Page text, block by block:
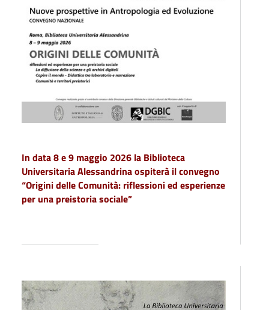
In data 8 e 9 maggio 2026 la Biblioteca
Universitaria Alessandrina ospiterà il convegno
“Origini delle Comunità: riflessioni ed esperienze
per una preistoria sociale”